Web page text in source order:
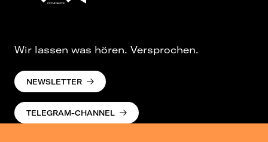
Wir lassen was hören. Versprochen.
NEWSLETTER
TELEGRAM-CHANNEL